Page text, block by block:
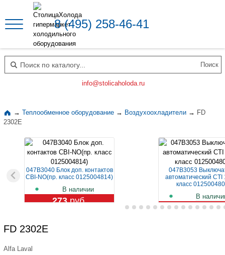
8 (495) 258-46-41
Поиск по каталогу
info@stolicaholoda.ru
→ Теплообменное оборудование → Воздухоохладители → FD
2302E
047B3040 Блок доп. контактов
CBI-NO(пр. класс 0125004814)
В наличии
273руб.
047B3053
автоматический CTI
класс
В
1 129 руб.
FD 2302E
Alfa Laval